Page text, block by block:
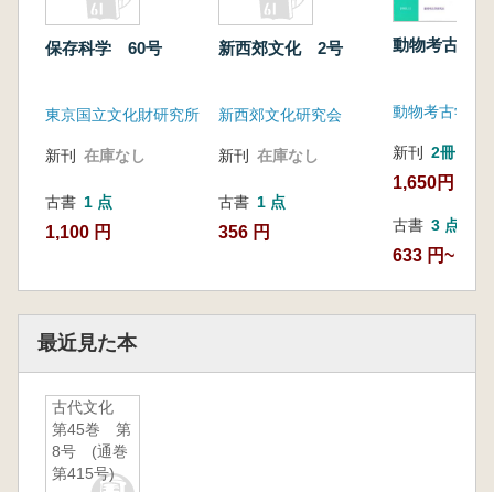
保存科学 60号
東京国立文化財研究所
新刊 在庫なし
古書 1 点
1,100 円
新西郊文化 2号
新西郊文化研究会
新刊 在庫なし
古書 1 点
356 円
動物考古学
動物考古学研
新刊 2冊
1,650円
古書 3 点
633 円~
最近見た本
古代文化
第45巻 第
8号 (通巻
第415号)